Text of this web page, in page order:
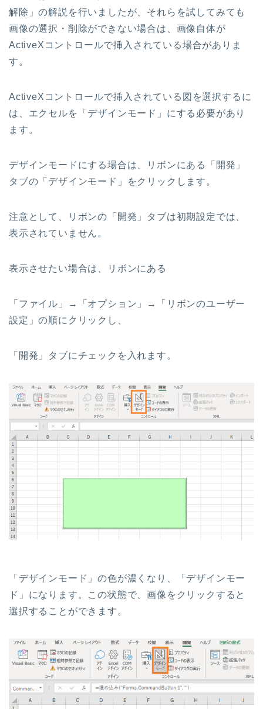
解除」の解説を行いましたが、それらを試してみても
画像の選択・削除ができない場合は、画像自体が
ActiveXコントロールで挿入されている場合がありま
す。
ActiveXコントロールで挿入されている図を選択するに
は、エクセルを「デザインモード」にする必要があり
ます。
デザインモードにする場合は、リボンにある「開発」
タブの「デザインモード」をクリックします。
注意として、リボンの「開発」タブは初期設定では、
表示されていません。
表示させたい場合は、リボンにある
「ファイル」→「オプション」→「リボンのユーザー
設定」の順にクリックし、
「開発」タブにチェックを入れます。
「デザインモード」の色が濃くなり、「デザインモー
ド」になります。この状態で、画像をクリックすると
選択することができます。